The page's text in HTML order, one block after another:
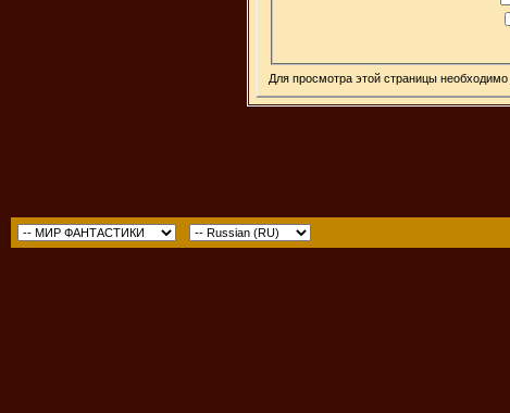
Для просмотра этой страницы необходимо